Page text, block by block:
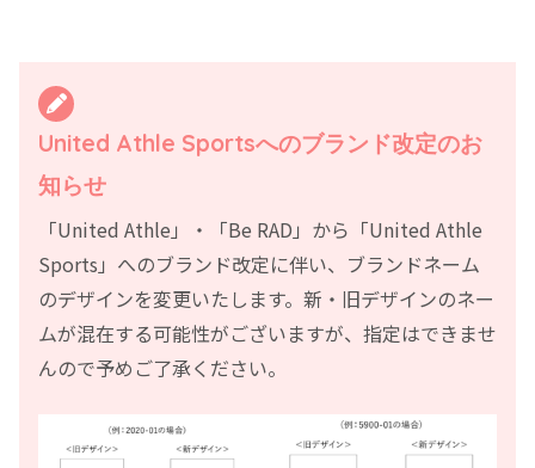
United Athle Sportsへのブランド改定のお
知らせ
「United Athle」・「Be RAD」から「United Athle
Sports」へのブランド改定に伴い、ブランドネーム
のデザインを変更いたします。新・旧デザインのネー
ムが混在する可能性がございますが、指定はできませ
んので予めご了承ください。